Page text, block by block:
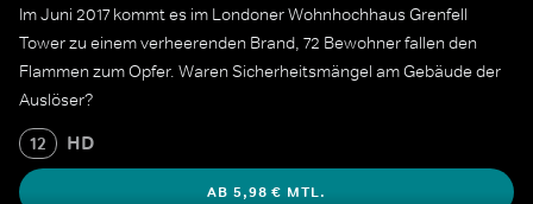
Im Juni 2017 kommt es im Londoner Wohnhochhaus Grenfell
Tower zu einem verheerenden Brand, 72 Bewohner fallen den
Flammen zum Opfer. Waren Sicherheitsmängel am Gebäude der
Auslöser?
12 HD
AB 5,98 € MTL.